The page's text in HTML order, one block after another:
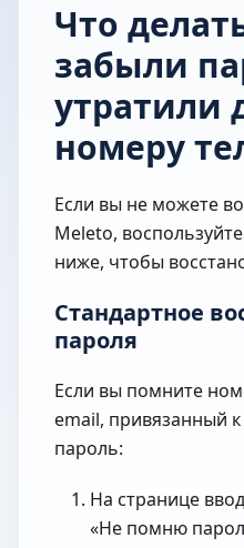
Что
забыли
утратили
номеру
Если вы не можете
Meleto,
ниже, чтобы
Стандартное
пароля
Если вы помните
email, привязанный к
пароль:
На странице
«Не помню